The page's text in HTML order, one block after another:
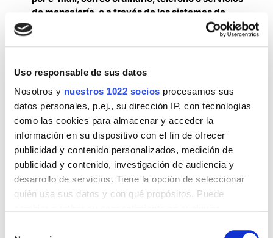
Uso responsable de sus datos
Nosotros y nuestros 1022 socios procesamos sus
datos personales, p.ej., su dirección IP, con tecnologías
como las cookies para almacenar y acceder la
información en su dispositivo con el fin de ofrecer
publicidad y contenido personalizados, medición de
publicidad y contenido, investigación de audiencia y
desarrollo de servicios. Tiene la opción de seleccionar
quién usa sus datos y con qué propósitos. Puede
de mensajería, o a través de los sistemas de
comunicación del vehículo (si los tiene). ver más
MINI Cooper 3